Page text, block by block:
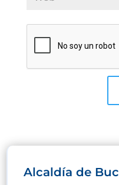
Alcaldía de